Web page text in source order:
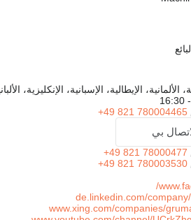
الألمانية، الإيطالية، الإسبانية، الإنكليزية،
+49 821 780004465
بي
+49 821 78000477
+49 821 780003530
de.linkedin.com/
www.xing.com/companies/